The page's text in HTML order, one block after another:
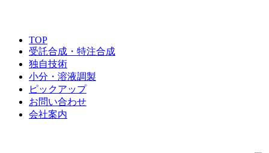
TOP
受託合成・特注合成
独自技術
小分・溶液調製
ピックアップ
お問い合わせ
会社案内